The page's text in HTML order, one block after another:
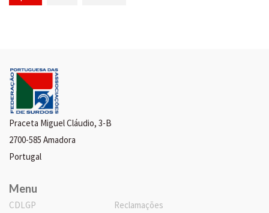
Praceta Miguel Cláudio, 3-B
2700-585 Amadora
Portugal
Menu
CDLGP
Reclamações